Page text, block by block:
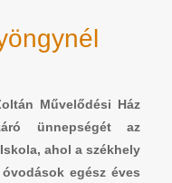
Művelődési Ház
ünnepségét az
ahol a székhely
egész éves